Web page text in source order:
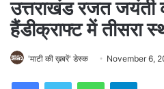
उत्तराखंड रजत जयंती
हैंडीक्राफ्ट में तीसरा
'माटी की ख़बरें' डेस्क November 6,
WhatsApp